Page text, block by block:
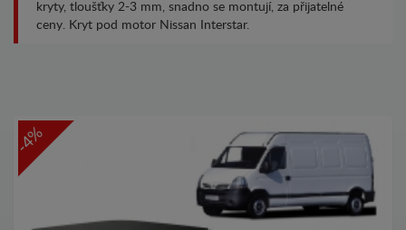
kryty, tloušťky 2-3 mm, snadno se montují, za přijatelné
ceny. Kryt pod motor Nissan Interstar.
-4%